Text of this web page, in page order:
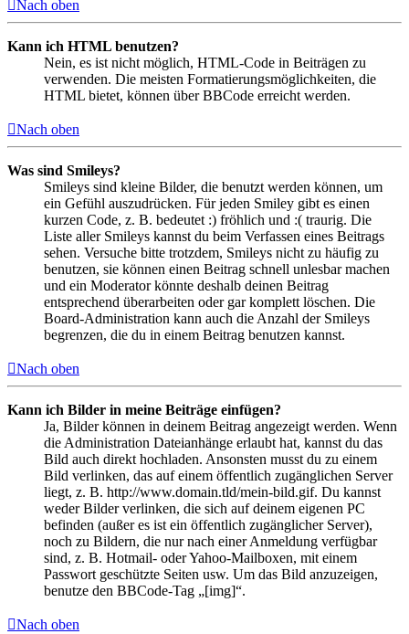
Nach oben
Kann ich HTML benutzen?
Nein, es ist nicht möglich, HTML-Code in Beiträgen zu
verwenden. Die meisten Formatierungsmöglichkeiten, die
HTML bietet, können über BBCode erreicht werden.
Nach oben
Was sind Smileys?
Smileys sind kleine Bilder, die benutzt werden können, um
ein Gefühl auszudrücken. Für jeden Smiley gibt es einen
kurzen Code, z. B. bedeutet :) fröhlich und :( traurig. Die
Liste aller Smileys kannst du beim Verfassen eines Beitrags
sehen. Versuche bitte trotzdem, Smileys nicht zu häufig zu
benutzen, sie können einen Beitrag schnell unlesbar machen
und ein Moderator könnte deshalb deinen Beitrag
entsprechend überarbeiten oder gar komplett löschen. Die
Board-Administration kann auch die Anzahl der Smileys
begrenzen, die du in einem Beitrag benutzen kannst.
Nach oben
Kann ich Bilder in meine Beiträge einfügen?
Ja, Bilder können in deinem Beitrag angezeigt werden. Wenn
die Administration Dateianhänge erlaubt hat, kannst du das
Bild auch direkt hochladen. Ansonsten musst du zu einem
Bild verlinken, das auf einem öffentlich zugänglichen Server
liegt, z. B. http://www.domain.tld/mein-bild.gif. Du kannst
weder Bilder verlinken, die sich auf deinem eigenen PC
befinden (außer es ist ein öffentlich zugänglicher Server),
noch zu Bildern, die nur nach einer Anmeldung verfügbar
sind, z. B. Hotmail- oder Yahoo-Mailboxen, mit einem
Passwort geschützte Seiten usw. Um das Bild anzuzeigen,
benutze den BBCode-Tag „[img]“.
Nach oben